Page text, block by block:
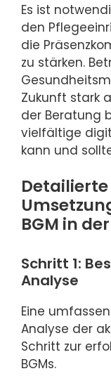
Es ist
den
die
zu stärken.
Zukunft stark
der Beratung
vielfältige
kann und
BGM in
Schritt 1:
Analyse
Eine
Analyse der
Schritt zur
BGMs.